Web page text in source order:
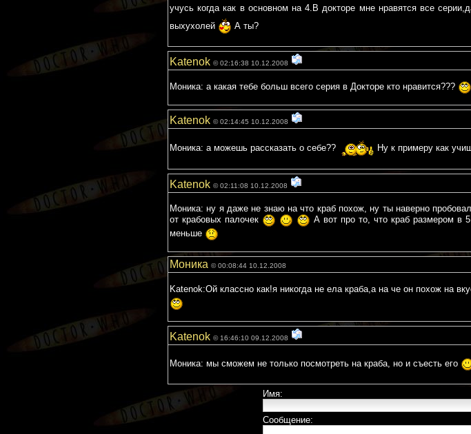
учусь когда как в основном на 4.В докторе мне нравятся все
выхухолей
А ты?
Katenok © 02:16:38 10.12.2008
Моника: а какая тебе больш всего серия в Докторе кто нравится???
Katenok © 02:14:45 10.12.2008
Моника: а можешь рассказать о себе?? Ну к примеру как
Katenok © 02:11:08 10.12.2008
Моника: ну я даже не знаю на что краб похож, ну ты наверно
от крабовых палочек
А вот про то, что краб размером в
меньше
Моника © 00:08:44 10.12.2008
Katenok:Ой классно как!я никогда не ела краба,а на че он похож на
Katenok © 16:46:10 09.12.2008
Моника: мы сможем не только посмотреть на краба, но и съесть его
Имя:
Сообщение: